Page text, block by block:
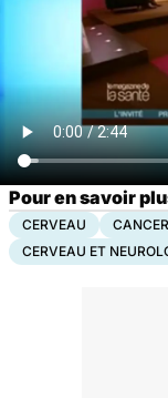
Pour en savoir
CERVEAU
CERVEAU ET